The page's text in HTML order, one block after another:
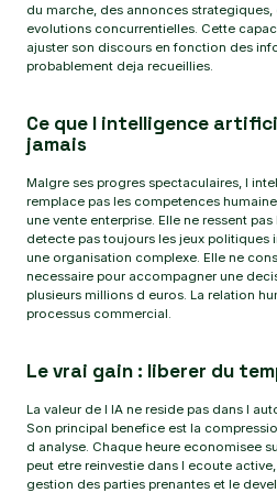
du marche, des annonces
evolutions concurrentielles. Cette
ajuster son discours en fonction des
probablement deja recueillies.
Ce que l intelligence
jamais
Malgre ses progres spectaculaires, l
remplace pas les competences
une vente enterprise. Elle ne ressent
detecte pas toujours les jeux politiques
une organisation complexe. Elle ne
necessaire pour accompagner une
plusieurs millions d euros. La relation
processus commercial.
Le vrai gain : liberer du
La valeur de l IA ne reside pas dans l
Son principal benefice est la
d analyse. Chaque heure economisee
peut etre reinvestie dans l ecoute
gestion des parties prenantes et le